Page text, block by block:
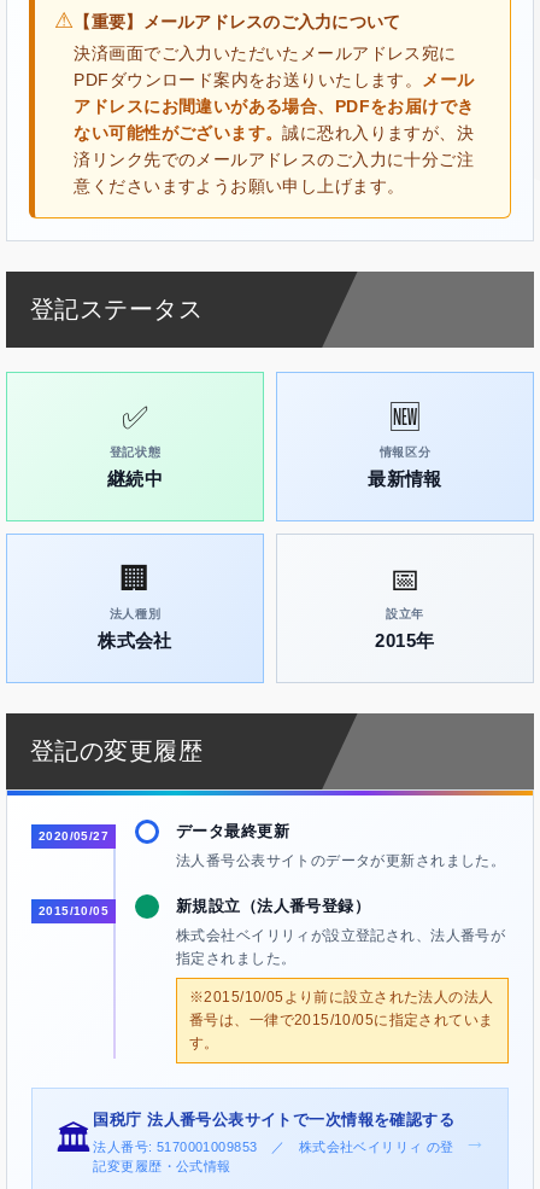
⚠ 【重要】メールアドレスのご入力について
決済画面でご入力いただいたメールアドレス宛に
PDFダウンロード案内をお送りいたします。
メール
アドレスにお間違いがある場合、PDFをお届けでき
ない可能性がございます。誠に恐れ入りますが、決
済リンク先でのメールアドレスのご入力に十分ご注
意くださいますようお願い申し上げます。
登記ステータス
✅
登記状態
継続中
🆕
情報区分
最新情報
🏢
法人種別
株式会社
📅
設立年
2015年
登記の変更履歴
2020/05/27 データ最終更新
法人番号公表サイトのデータが更新されました。
2015/10/05 新規設立（法人番号登録）
株式会社ベイリリィが設立登記され、法人番号が
指定されました。
※2015/10/05より前に設立された法人の法人
番号は、一律で2015/10/05に指定されていま
す。
🏛️
国税庁 法人番号公表サイトで一次情報を確認する
法人番号: 5170001009853 ／ 株式会社ベイリリィ の登
記変更履歴・公式情報
→